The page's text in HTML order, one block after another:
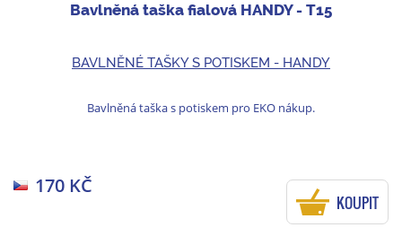
Bavlněná taška fialová HANDY - T15
BAVLNĚNÉ TAŠKY S POTISKEM - HANDY
Bavlněná taška s potiskem pro EKO nákup.
170 KČ
KOUPIT